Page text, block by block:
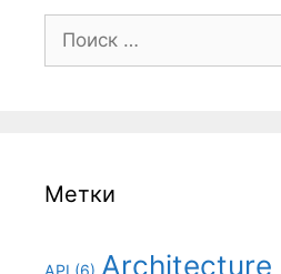
Поиск:
Метки
API (6) Architecture